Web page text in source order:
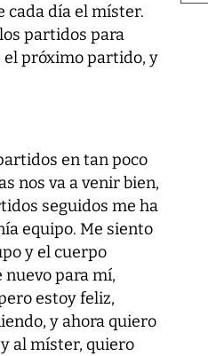
cada día el míster.
partidos para
próximo partido, y
en tan poco
nos va a venir bien,
seguidos me ha
equipo. Me siento
y el cuerpo
para mí,
estoy feliz,
y ahora quiero
al míster, quiero